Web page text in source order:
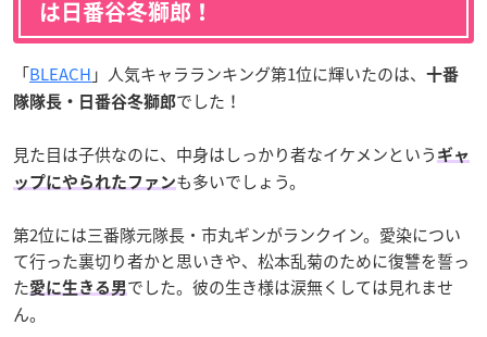
は日番谷冬獅郎！
「BLEACH 」人気キャラランキング第1位に輝いたのは、
十番
隊隊長・日番谷冬獅郎でした！
見た目は子供なのに、中身はしっかり者なイケメンという ギャ
ップにやられたファンも多いでしょう。
第2位には三番隊元隊長・市丸ギンがランクイン。愛染につい
て行った裏切り者かと思いきや、松本乱菊のために復讐を誓っ
た愛に生きる男でした。彼の生き様は涙無くしては見れませ
ん。